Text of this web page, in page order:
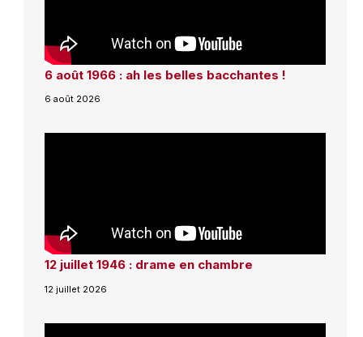
6 août 1966 : ah les belles bacchantes !
6 août 2026
12 juillet 1946 : drame en chambre
12 juillet 2026